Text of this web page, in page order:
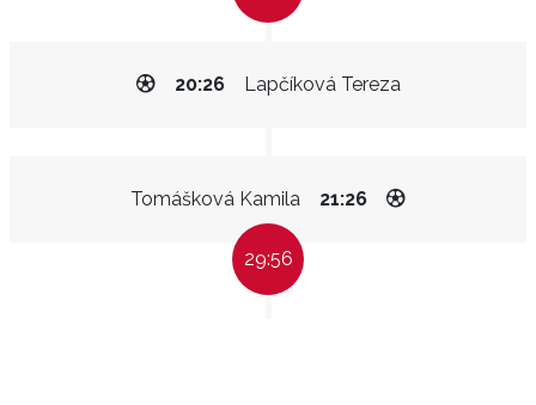
Lapčíková Tereza
20:26
Tomášková Kamila 21:26
29:56